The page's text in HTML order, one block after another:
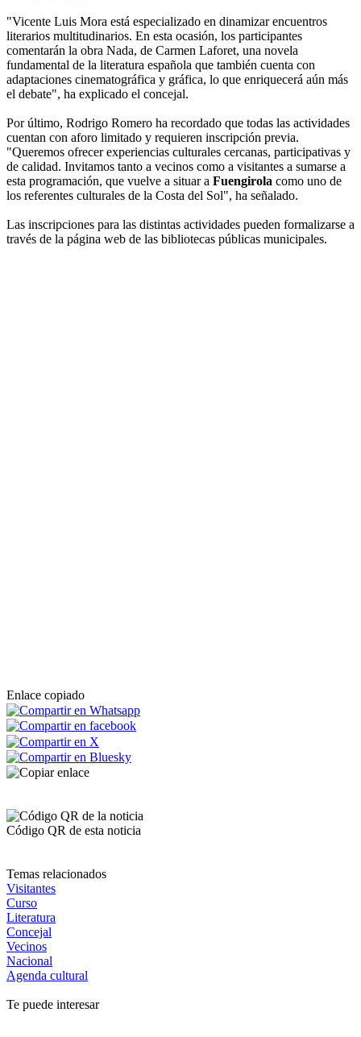
"Vicente Luis Mora está especializado en dinamizar encuentros
literarios multitudinarios. En esta ocasión, los participantes
comentarán la obra Nada, de Carmen Laforet, una novela
fundamental de la literatura española que también cuenta con
adaptaciones cinematográfica y gráfica, lo que enriquecerá aún más
el debate", ha explicado el concejal.
Por último, Rodrigo Romero ha recordado que todas las actividades
cuentan con aforo limitado y requieren inscripción previa.
"Queremos ofrecer experiencias culturales cercanas, participativas y
de calidad. Invitamos tanto a vecinos como a visitantes a sumarse a
esta programación, que vuelve a situar a Fuengirola como uno de
los referentes culturales de la Costa del Sol", ha señalado.
Las inscripciones para las distintas actividades pueden formalizarse a
través de la página web de las bibliotecas públicas municipales.
Enlace copiado
Código QR de esta noticia
Temas relacionados
Visitantes
Curso
Literatura
Concejal
Vecinos
Nacional
Agenda cultural
Te puede interesar